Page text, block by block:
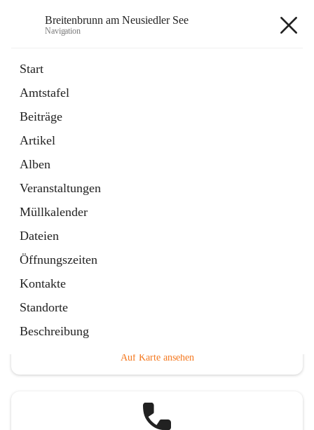
Breitenbrunn am Neusiedler See
Navigation
Start
Amtstafel
Beiträge
Artikel
Alben
Veranstaltungen
Müllkalender
Dateien
Öffnungszeiten
Kontakte
Standorte
Beschreibung
18 Schnellzugriffe
Gemeindeservice
Auf Karte ansehen